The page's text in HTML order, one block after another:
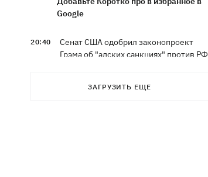
Google
20:40
Сенат США одобрил законопроект
Грэма об "адских санкциях" против РФ
Зеленский впервые прибыл в Сербию
ЗАГРУЗИТЬ ЕЩЕ